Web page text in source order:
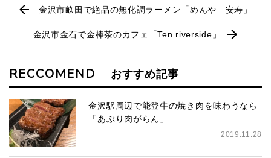
金沢市畝田で絶品の無化調ラーメン「めんや 安寿」
金沢市金石で金棒茶のカフェ「Ten riverside」
RECCOMEND おすすめ記事
金沢駅周辺で能登牛の焼き肉を味わうなら
「あぶり肉がらん」
2019.11.28